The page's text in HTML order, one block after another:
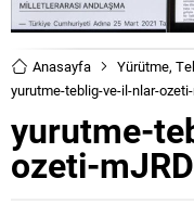
Anasayfa
Yürütme,
yurutme-teblig-ve-il-nlar-
yurutme-
ozeti-